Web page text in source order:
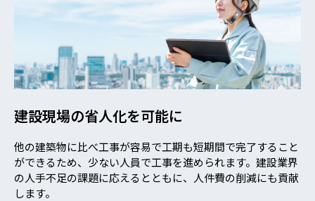
建設現場の省人化を可能に
他の建築物に比べ工事が容易で工期も短期間で完了すること
ができるため、少ない人員で工事を進められます。建設業界
の人手不足の課題に応えるとともに、人件費の削減にも貢献
します。